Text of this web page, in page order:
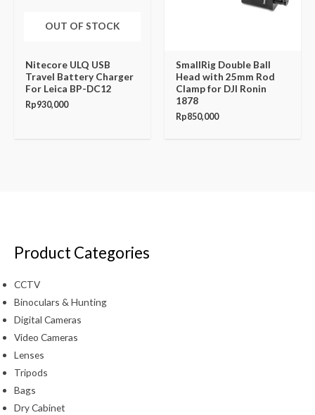
OUT OF STOCK
Nitecore ULQ USB
Travel Battery Charger
For Leica BP-DC12
Rp930,000
SmallRig Double Ball
Head with 25mm Rod
Clamp for DJI Ronin
1878
Rp850,000
Product Categories
CCTV
Binoculars & Hunting
Digital Cameras
Video Cameras
Lenses
Tripods
Bags
Dry Cabinet